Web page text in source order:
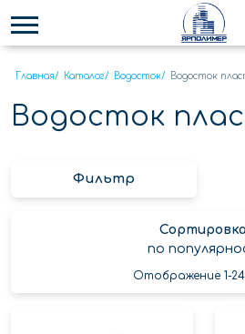
Главная/ Каталог/ Водосток/ Водосток
Водосток
Фильтр
по
Отображение 1-24